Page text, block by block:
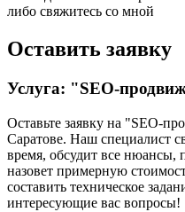
либо свяжитесь со мной
Оставить заявку
Услуга: "SEO-
Оставьте заявку на "SEO-
Саратове. Наш специалист
время, обсудит все нюансы,
назовет примерную
составить техническое
интересующие вас вопросы!